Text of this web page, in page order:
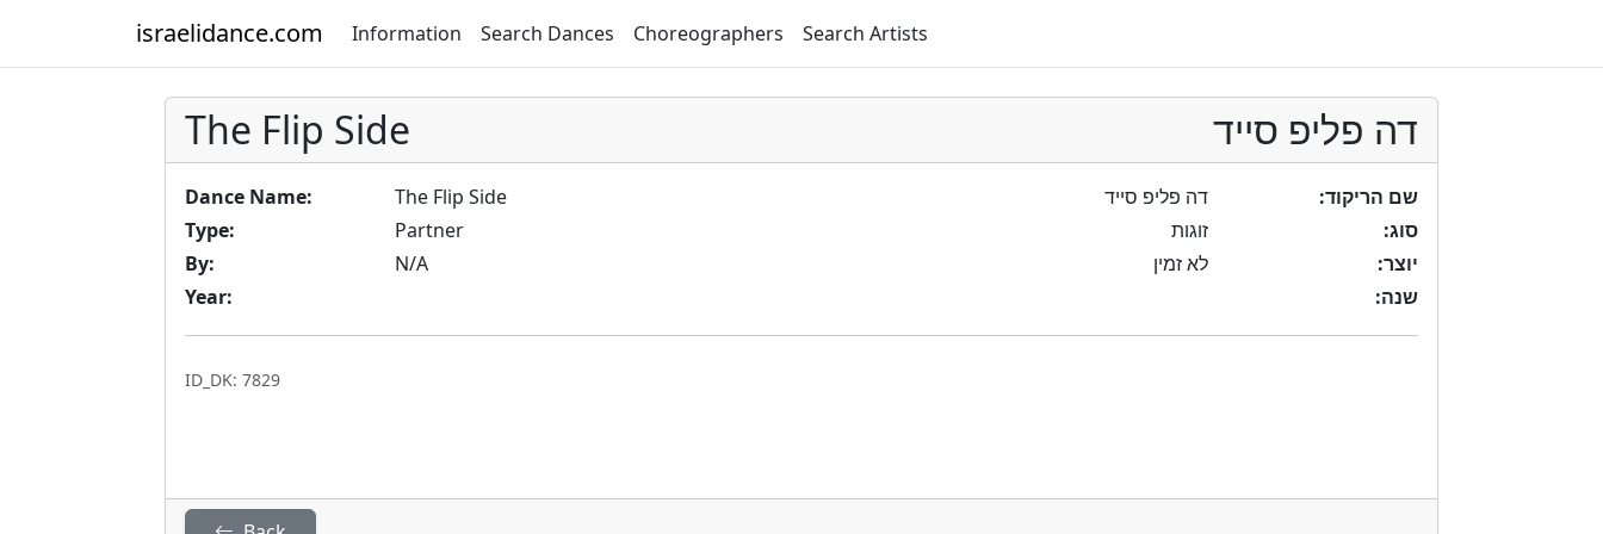
israelidance.com Information Search Dances Choreographers Search Artists
The Flip Side דה פליפ סייד
Dance Name:
The Flip Side
Type:
Partner
By:
N/A
Year:
שם הריקוד:
דה פליפ סייד
סוג:
זוגות
יוצר:
לא זמין
שנה:
ID_DK: 7829